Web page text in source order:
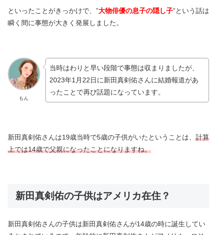
といったことがきっかけで、”大物俳優の息子の隠し子”という話は
瞬く間に事態が大きく発展しました。
もん
当時はわりと早い段階で事態は収まりましたが、
2023年1月22日に新田真剣佑さんに結婚報道があ
ったことで再び話題になっています。
新田真剣佑さんは19歳当時で5歳の子供がいたということは、 計算
上では14歳で父親になったことになりますね。
新田真剣佑の子供はアメリカ在住？
新田真剣佑さんの子供は新田真剣佑さんが14歳の時に誕生してい